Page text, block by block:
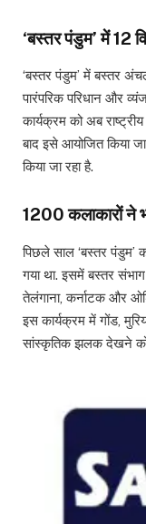
‘बस्तर पंडुम’ में 12
‘बस्तर पंडुम’ में बस्तर
पारंपरिक परिधान और
कार्यक्रम को अब
बाद इसे आयोजित किया
किया जा रहा है.
1200 कलाकारों ने
पिछले साल ‘बस्तर
गया था. इसमें बस्तर
तेलंगाना, कर्नाटक और
इस कार्यक्रम में गोंड,
सांस्कृतिक झलक देखने को